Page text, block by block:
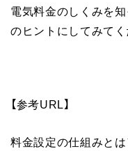
電気料金のしくみを
のヒントにしてみてく
【参考URL】
料金設定の仕組みと